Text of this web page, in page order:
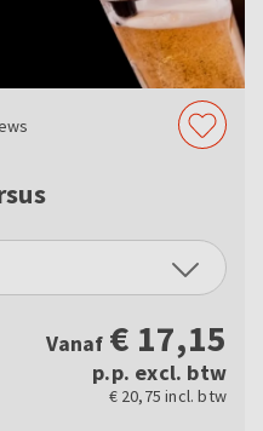
Vanaf € 17,15
p.p. excl. btw
€ 20,75 incl. btw